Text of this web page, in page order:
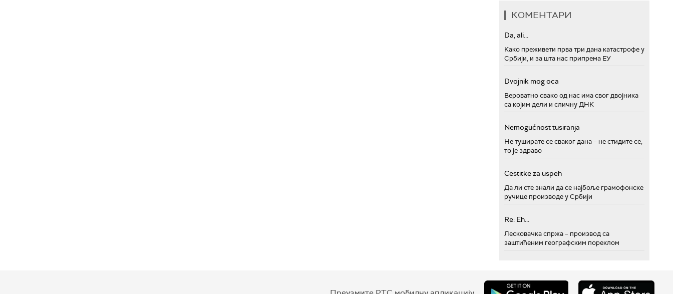
КОМЕНТАРИ
Da, ali...
Како преживети прва три дана катастрофе у
Србији, и за шта нас припрема ЕУ
Dvojnik mog oca
Вероватно свако од нас има свог двојника
са којим дели и сличну ДНК
Nemogućnost tusiranja
Не туширате се сваког дана – не стидите се,
то је здраво
Cestitke za uspeh
Да ли сте знали да се најбоље грамофонске
ручице производе у Србији
Re: Eh...
Лесковачка спржа – производ са
заштићеним географским пореклом